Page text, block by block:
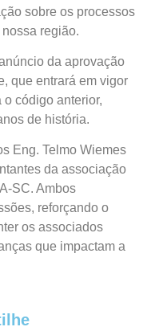
sobre os processos
região.
da aprovação
que entrará em vigor
código anterior,
de história.
Eng. Telmo Wiemes
da associação
SC. Ambos
reforçando o
os associados
que impactam a